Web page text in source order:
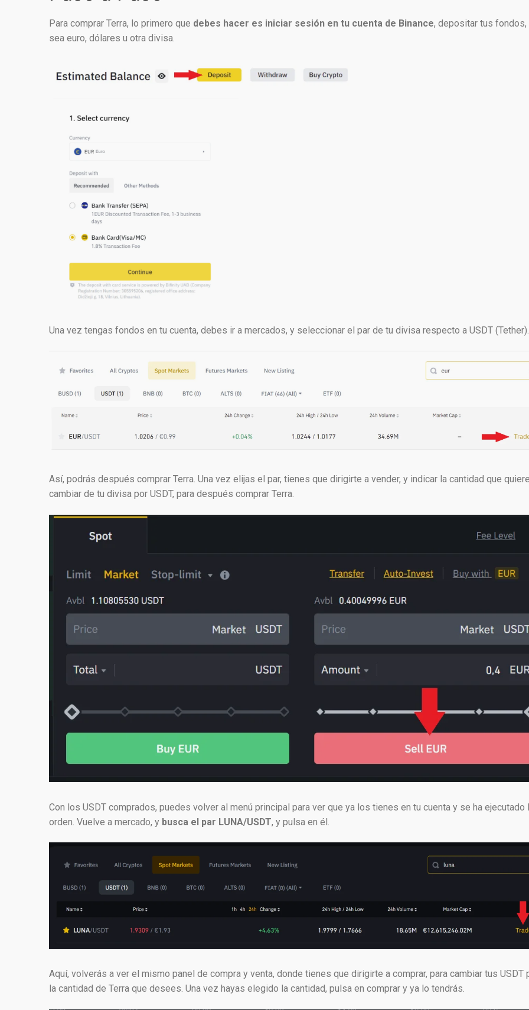
Para comprar Terra, lo primero que debes hacer es iniciar sesión en tu cuenta de Binance, depositar tus fondos,
sea euro, dólares u otra divisa.
Una vez tengas fondos en tu cuenta, debes ir a mercados, y seleccionar el par de tu divisa respecto a USDT (Tether).
Así, podrás después comprar Terra. Una vez elijas el par, tienes que dirigirte a vender, y indicar la cantidad que
cambiar de tu divisa por USDT, para después comprar Terra.
Con los USDT comprados, puedes volver al menú principal para ver que ya los tienes en tu cuenta y se ha ejecutado
orden. Vuelve a mercado, y busca el par LUNA/USDT, y pulsa en él.
Aquí, volverás a ver el mismo panel de compra y venta, donde tienes que dirigirte a comprar, para cambiar tus USDT
la cantidad de Terra que desees. Una vez hayas elegido la cantidad, pulsa en comprar y ya lo tendrás.
Get 10€ when you Create an Account with
*KYC verification and 10€ minimum deposit required to receive the bonus